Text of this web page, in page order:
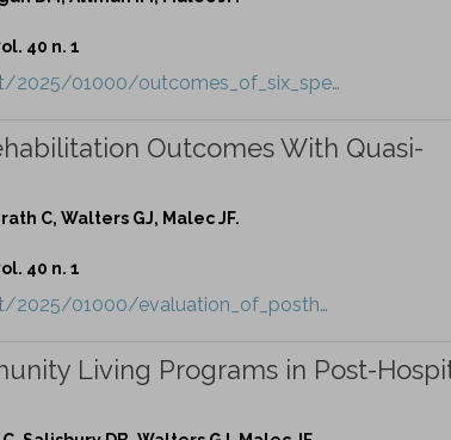
40 n. 1
01000/outcomes_of_six_spe…
Outcomes With Quasi-
C, Walters GJ, Malec JF.
40 n. 1
01000/evaluation_of_posth…
Living Programs in Post-